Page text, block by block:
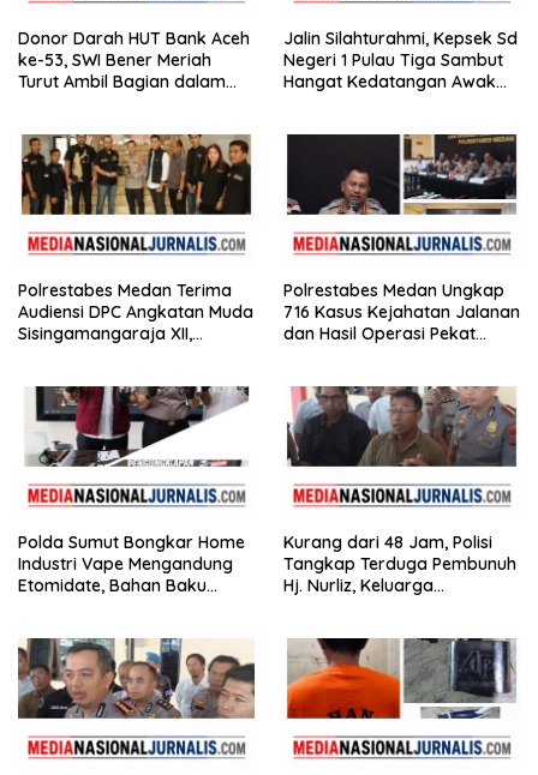
Donor Darah HUT Bank Aceh
ke-53, SWI Bener Meriah
Turut Ambil Bagian dalam
Jalin Silahturahmi, Kepsek Sd
Negeri 1 Pulau Tiga Sambut
Hangat Kedatangan Awak
Polrestabes Medan Terima
Audiensi DPC Angkatan Muda
Sisingamangaraja XII,
Polrestabes Medan Ungkap
716 Kasus Kejahatan Jalanan
dan Hasil Operasi Pekat
Polda Sumut Bongkar Home
Industri Vape Mengandung
Etomidate, Bahan Baku
Kurang dari 48 Jam, Polisi
Tangkap Terduga Pembunuh
Hj. Nurliz, Keluarga